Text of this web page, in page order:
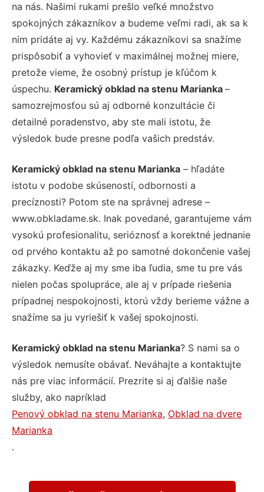
na nás. Našimi rukami prešlo veľké množstvo
spokojných zákazníkov a budeme veľmi radi, ak sa k
nim pridáte aj vy. Každému zákazníkovi sa snažíme
prispôsobiť a vyhovieť v maximálnej možnej miere,
pretože vieme, že osobný prístup je kľúčom k
úspechu. Keramický obklad na stenu Marianka –
samozrejmosťou sú aj odborné konzultácie či
detailné poradenstvo, aby ste mali istotu, že
výsledok bude presne podľa vašich predstáv.
Keramický obklad na stenu Marianka – hľadáte
istotu v podobe skúseností, odbornosti a
precíznosti? Potom ste na správnej adrese –
www.obkladame.sk. Inak povedané, garantujeme vám
vysokú profesionalitu, serióznosť a korektné jednanie
od prvého kontaktu až po samotné dokončenie vašej
zákazky. Keďže aj my sme iba ľudia, sme tu pre vás
nielen počas spolupráce, ale aj v prípade riešenia
prípadnej nespokojnosti, ktorú vždy berieme vážne a
snažíme sa ju vyriešiť k vašej spokojnosti.
Keramický obklad na stenu Marianka? S nami sa o
výsledok nemusíte obávať. Neváhajte a kontaktujte
nás pre viac informácií. Prezrite si aj ďalšie naše
služby, ako napríklad
Penový obklad na stenu Marianka, Obklad na dvere
Marianka
.